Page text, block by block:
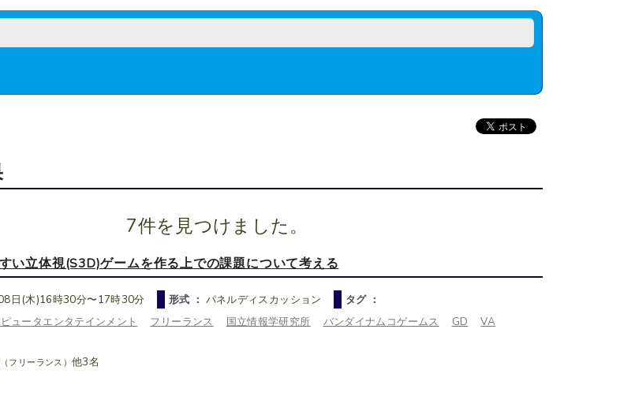
7件を見つけました。
い立体視(S3D)ゲームを作る上での課題について考える
日(木)16時30分〜17時30分 形式 ： パネルディスカッション
タグ ：
ュータエンタテインメント
フリーランス 国立情報学研究所 バンダイナムコゲームス GD
VA
（フリーランス） 他3名